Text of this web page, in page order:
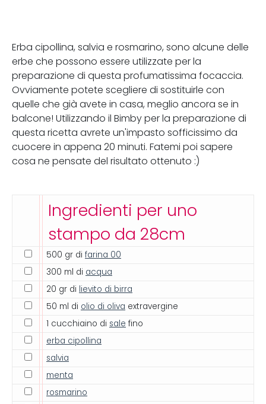
Erba cipollina, salvia e rosmarino, sono alcune delle
erbe che possono essere utilizzate per la
preparazione di questa profumatissima focaccia.
Ovviamente potete scegliere di sostituirle con
quelle che già avete in casa, meglio ancora se in
balcone! Utilizzando il Bimby per la preparazione di
questa ricetta avrete un'impasto sofficissimo da
cuocere in appena 20 minuti. Fatemi poi sapere
cosa ne pensate del risultato ottenuto :)
Ingredienti per uno
stampo da 28cm
500 gr di farina 00
300 ml di acqua
20 gr di lievito di birra
50 ml di olio di oliva extravergine
1 cucchiaino di sale fino
erba cipollina
salvia
menta
rosmarino